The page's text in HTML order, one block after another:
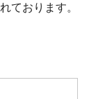
ております。